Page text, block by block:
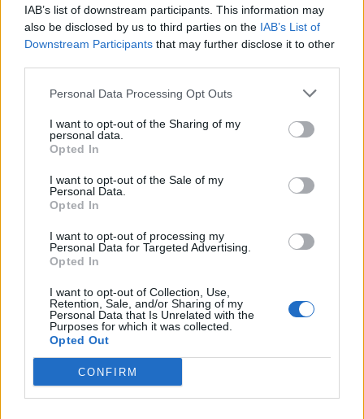
IAB’s list of downstream participants. This information may
also be disclosed by us to third parties on the IAB’s List of
Downstream Participants that may further disclose it to other
Personal Data Processing Opt Outs
I want to opt-out of the Sharing of my
personal data.
Opted In
I want to opt-out of the Sale of my
Personal Data.
Opted In
I want to opt-out of processing my
Personal Data for Targeted Advertising.
Opted In
I want to opt-out of Collection, Use,
Retention, Sale, and/or Sharing of my
Personal Data that Is Unrelated with the
Purposes for which it was collected.
Opted Out
CONFIRM
Εγγραφή στο newsletter
Αποδέχομαι τους
και την πολιτική απορρήτου
X